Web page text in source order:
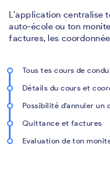
L'application centralise
auto-école ou ton
factures, les
Tous tes cours de
Détails du cours et
Possibilité d'annuler un
Quittance et factures
Evaluation de ton